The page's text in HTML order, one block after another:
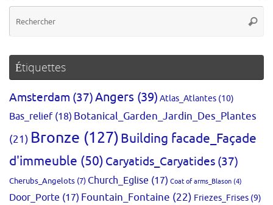
Étiquettes
Amsterdam (37)Angers (39) Atlas_Atlantes (10)
Bas_relief(18) Botanical_Garden_Jardin_Des_Plantes
(21) Bronze (127)Building facade_Façade
d'immeuble (50) Caryatids_Caryatides (37)
Cherubs_Angelots (7) Church_Eglise (17) Coat of arms_Blason (4)
Door_Porte (17) Fountain_Fontaine (22) Friezes_Frises (9)